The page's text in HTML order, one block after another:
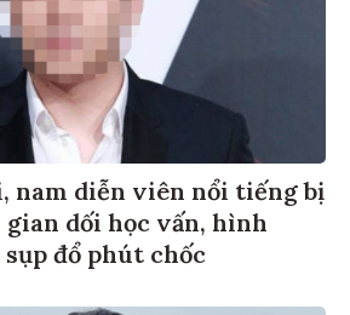
nam diễn viên nổi tiếng bị
dối học vấn, hình
đổ phút chốc